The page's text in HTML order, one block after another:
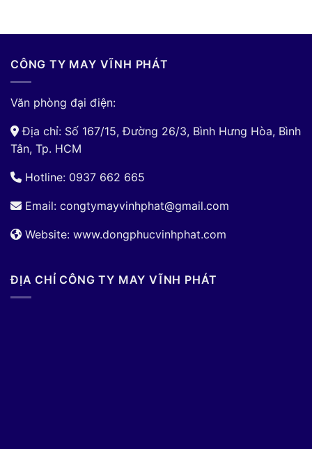
CÔNG TY MAY VĨNH PHÁT
Văn phòng đại điện:
Địa chỉ: Số 167/15, Đường 26/3, Bình Hưng Hòa, Bình
Tân, Tp. HCM
Hotline: 0937 662 665
Email: congtymayvinhphat@gmail.com
Website: www.dongphucvinhphat.com
ĐỊA CHỈ CÔNG TY MAY VĨNH PHÁT